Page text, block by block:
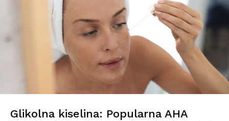
Glikolna kiselina: Popularna AHA